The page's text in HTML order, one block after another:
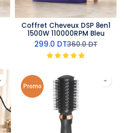
Coffret Cheveux DSP 8en1
1500W 110000RPM Bleu
299.0 DT360.0DT
Promo